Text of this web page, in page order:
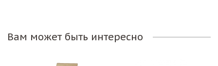
Вам может быть интересно